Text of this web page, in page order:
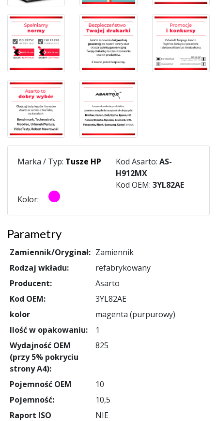
Marka / Typ: Tusze HP Kod Asarto: AS-
H912MX
Kod OEM: 3YL82AE
Kolor:
Parametry
Zamiennik/Oryginał: Zamiennik
Rodzaj wkładu:
refabrykowany
Producent:
Asarto
Kod OEM:
3YL82AE
kolor
magenta (purpurowy)
Ilość w opakowaniu:
1
Wydajność OEM
(przy 5% pokryciu
strony A4):
825
Pojemność OEM
10
Pojemność:
10,5
Raport ISO
NIE